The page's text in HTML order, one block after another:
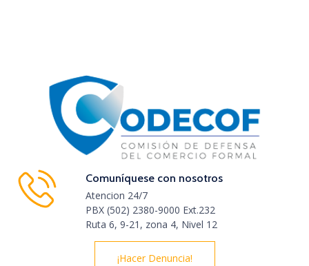
Comuníquese con nosotros
Atencion 24/7
PBX (502) 2380-9000 Ext.232
Ruta 6, 9-21, zona 4, Nivel 12
¡Hacer Denuncia!